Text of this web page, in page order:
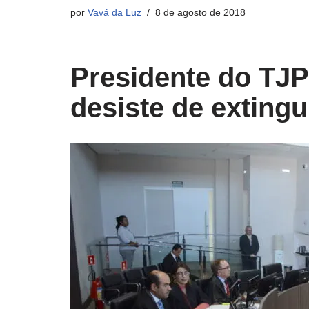
por Vavá da Luz 8 de agosto de 2018
Presidente do
desiste de